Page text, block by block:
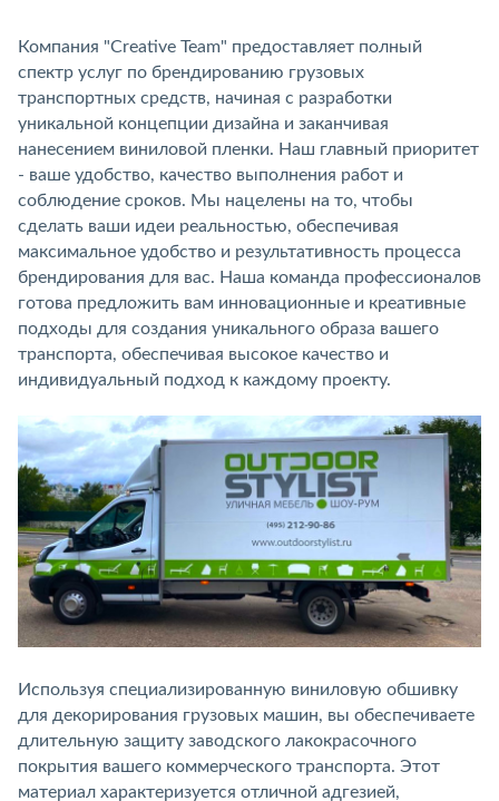
Компания "Creative Team" предоставляет полный
спектр услуг по брендированию грузовых
транспортных средств, начиная с разработки
уникальной концепции дизайна и заканчивая
нанесением виниловой пленки. Наш главный приоритет
- ваше удобство, качество выполнения работ и
соблюдение сроков. Мы нацелены на то, чтобы
сделать ваши идеи реальностью, обеспечивая
максимальное удобство и результативность процесса
брендирования для вас. Наша команда профессионалов
готова предложить вам инновационные и креативные
подходы для создания уникального образа вашего
транспорта, обеспечивая высокое качество и
индивидуальный подход к каждому проекту.
Используя специализированную виниловую обшивку
для декорирования грузовых машин, вы обеспечиваете
длительную защиту заводского лакокрасочного
покрытия вашего коммерческого транспорта. Этот
материал характеризуется отличной адгезией,